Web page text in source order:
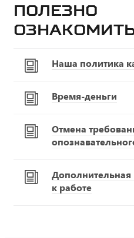
Полезно
Наша политика
Время-деньги
Отмена
Дополнительная
к работе